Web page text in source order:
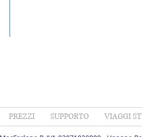
PREZZI SUPPORTO VIAGGI